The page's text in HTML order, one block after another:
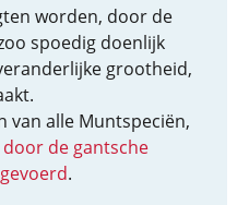
worden, door de
spoedig doenlijk
grootheid,
van alle Muntspeciën,
de gantsche
.